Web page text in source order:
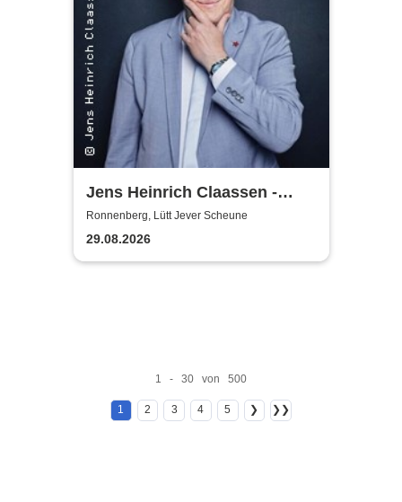
Jens Heinrich Claassen -
Keine Ursache
Ronnenberg, Lütt Jever Scheune
29.08.2026
1 - 30 von 500
1 2 3 4 5 ❯ ❯❯